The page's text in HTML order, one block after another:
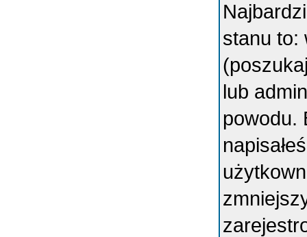
stanu to:
lub
powodu.